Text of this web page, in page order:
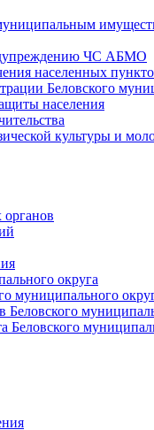
ЧС АБМО
населенных
Беловского
населения
культуры и
органов
округа
муниципального
Беловского
Беловского